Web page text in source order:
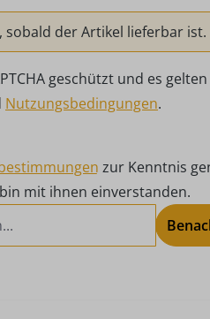
sobald der Artikel lieferbar ist.
geschützt und es
Nutzungsbedingungen.
zur Kenntnis
mit ihnen einverstanden.